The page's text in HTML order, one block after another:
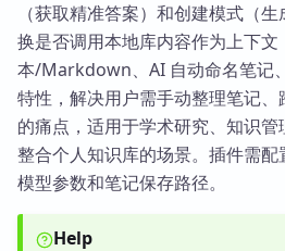
（获取精准答案）和创建模式（
换是否调用本地库内容作为上下文
本/Markdown、AI 自动命名笔记
特性，解决用户需手动整理笔记
的痛点，适用于学术研究、知识
整合个人知识库的场景。插件需配
模型参数和笔记保存路径。
Help